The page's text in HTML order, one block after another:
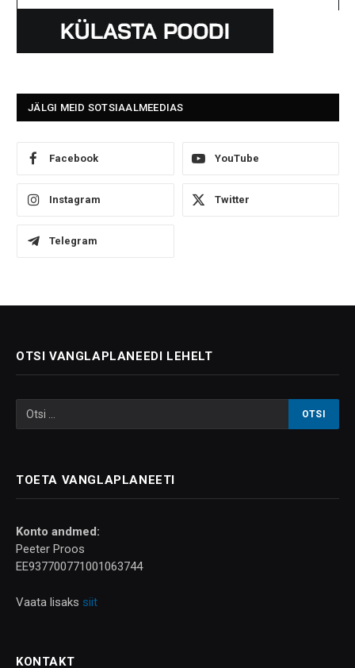
JÄLGI MEID SOTSIAALMEEDIAS
Facebook YouTube
Instagram Twitter
Telegram
OTSI VANGLAPLANEEDI LEHELT
TOETA VANGLAPLANEETI
Konto andmed:
Peeter Proos
EE937700771001063744
Vaata lisaks siit
KONTAKT